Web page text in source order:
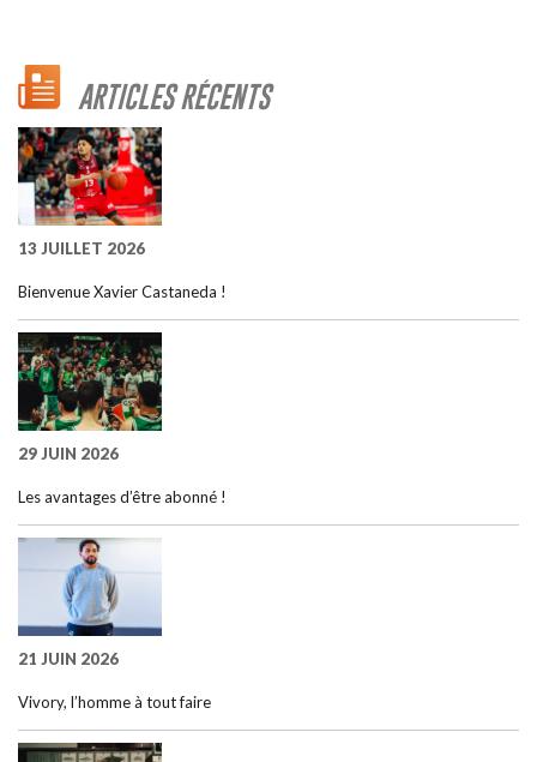
ARTICLES RÉCENTS
13 JUILLET 2026
Bienvenue Xavier Castaneda !
29 JUIN 2026
Les avantages d’être abonné !
21 JUIN 2026
Vivory, l’homme à tout faire